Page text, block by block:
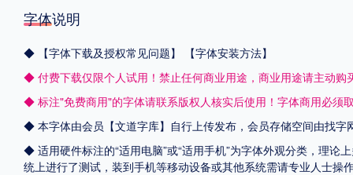
字体说明
◆ 【字体下载及授权常见问题】
【字体安装方法】
◆ 付费下载仅限个人试用！禁止任何商业用途，商业用途请主动购
◆ 标注"免费商用"的字体请联系版权人核实后使用！字体商用必须
◆ 本字体由会员【文道字库】自行上传发布，会员存储空间由找
◆ 适用硬件标注的“适用电脑”或“适用手机”为字体外观分类，理论
统上进行了测试，装到手机等移动设备或其他系统需请专业人士